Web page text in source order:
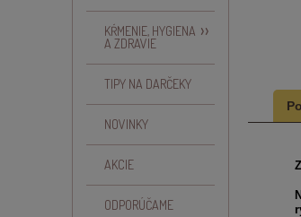
KŔMENIE, HYGIENA
A ZDRAVIE
TIPY NA DARČEKY
NOVINKY
AKCIE
ODPORÚČAME